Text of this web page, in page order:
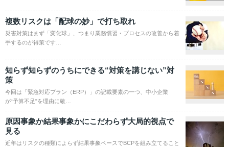
複数リスクは「配球の妙」で打ち取れ
災害対策はまず「変化球」、つまり業務慣習・プロセスの改善から着
手するのが得策です…
知らず知らずのうちにできる“対策を講じない”対
策
今回は「緊急対応プラン（ERP）」の記載要素の一つ、中小企業
が“予算不足"を理由に敬…
原因事象か結果事象かにこだわらず大局的視点で
見る
近年はリスクの種類によらず結果事象ベースでBCPを組み立てること